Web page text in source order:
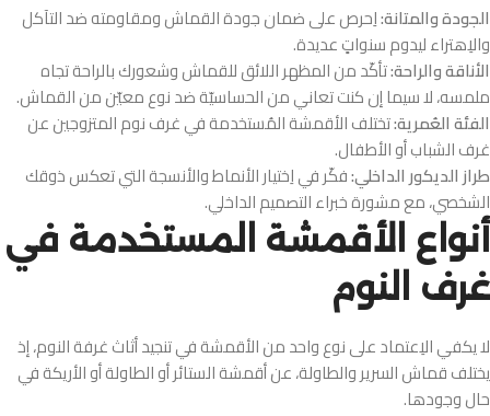
الجودة والمتانة:اِحرص على ضمان جودة القماش ومقاومته ضد التآكل
والاِهتراء ليدوم سنواتٍ عديدة.
الأناقة والراحة:تأكّد من المظهر اللائق للقماش وشعورك بالراحة تجاه
ملمسه، لا سيما إن كنت تعاني من الحساسيّة ضد نوع معيّن من القماش.
الفئة العُمرية:تختلف الأقمشة المُستخدمة في غرف نوم المتزوجين عن
غرف الشباب أو الأطفال.
طراز الديكور الداخلي:فكّر في اِختيار الأنماط والأنسجة التي تعكس ذوقك
الشخصي، مع مشورة خبراء التصميم الداخلي.
أنواع الأقمشة المستخدمة في
غرف النوم
لا يكفي الاِعتماد على نوع واحد من الأقمشة في تنجيد أثاث غرفة النوم، إذ
يختلف قماش السرير والطاولة، عن أقمشة الستائر أو الطاولة أو الأريكة في
حال وجودها.